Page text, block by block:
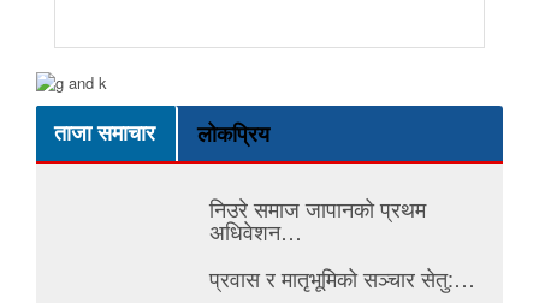
ताजा समाचार लोकप्रिय
निउरे समाज जापानको प्रथम
अधिवेशन…
प्रवास र मातृभूमिको सञ्चार सेतु:…